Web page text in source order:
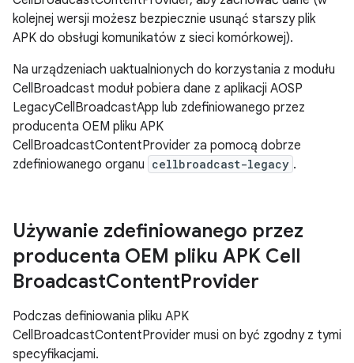
kolejnej wersji możesz bezpiecznie usunąć starszy plik
APK do obsługi komunikatów z sieci komórkowej).
Na urządzeniach uaktualnionych do korzystania z modułu
CellBroadcast moduł pobiera dane z aplikacji AOSP
LegacyCellBroadcastApp lub zdefiniowanego przez
producenta OEM pliku APK
CellBroadcastContentProvider za pomocą dobrze
zdefiniowanego organu cellbroadcast-legacy .
Używanie zdefiniowanego przez
producenta OEM pliku APK Cell
BroadcastContentProvider
Podczas definiowania pliku APK
CellBroadcastContentProvider musi on być zgodny z tymi
specyfikacjami.